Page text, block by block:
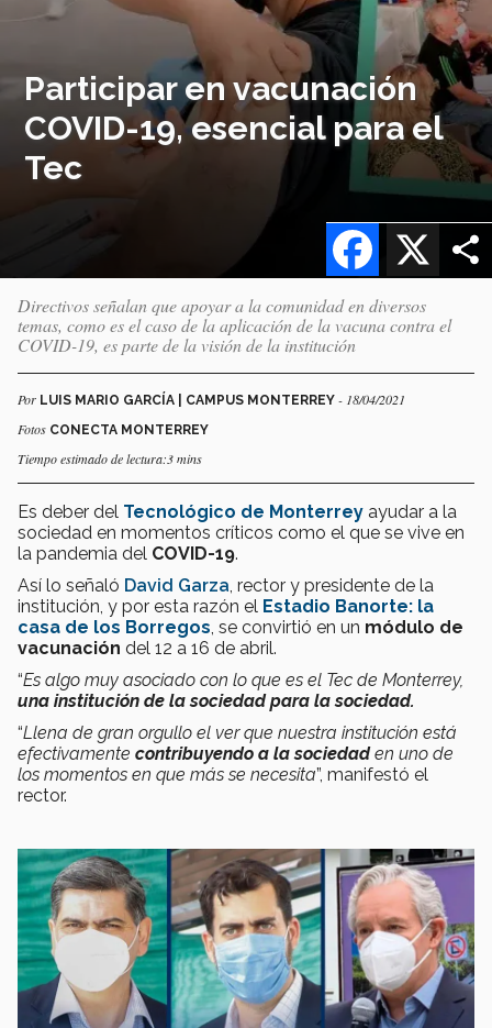
Participar en vacunación
COVID-19, esencial para el
Tec
X
Facebook
Directivos señalan que apoyar a la comunidad en diversos
temas, como es el caso de la aplicación de la vacuna contra el
COVID-19, es parte de la visión de la institución
Por LUIS MARIO GARCÍA | CAMPUS MONTERREY - 18/04/2021
Fotos CONECTA MONTERREY
Tiempo estimado de lectura:3 mins
Es deber del Tecnológico de Monterrey ayudar a la
sociedad en momentos críticos como el que se vive en
la pandemia del COVID-19.
Así lo señaló David Garza , rector y presidente de la
institución, y por esta razón el Estadio Banorte: la
casa de los Borregos , se convirtió en un módulo de
vacunación del 12 a 16 de abril.
“Es algo muy asociado con lo que es el Tec de Monterrey,
una institución de la sociedad para la sociedad.
“Llena de gran orgullo el ver que nuestra institución está
efectivamente contribuyendo a la sociedaden uno de
los momentos en que más se necesita”, manifestó el
rector.